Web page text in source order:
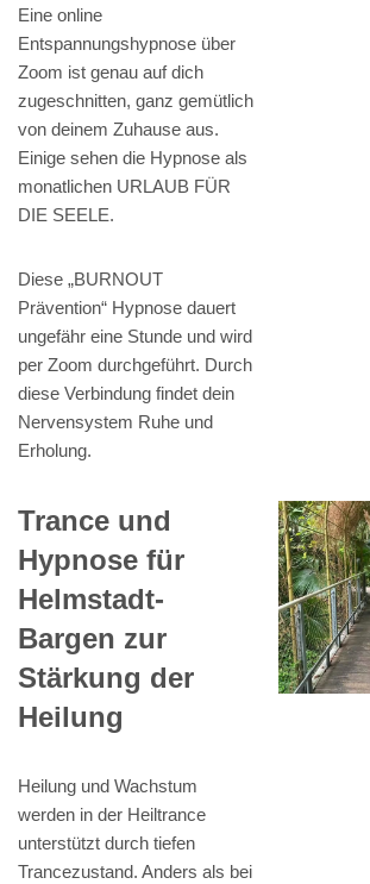
Eine online
Entspannungshypnose über
Zoom ist genau auf dich
zugeschnitten, ganz gemütlich
von deinem Zuhause aus.
Einige sehen die Hypnose als
monatlichen URLAUB FÜR
DIE SEELE.
Diese „BURNOUT
Prävention“ Hypnose dauert
ungefähr eine Stunde und wird
per Zoom durchgeführt. Durch
diese Verbindung findet dein
Nervensystem Ruhe und
Erholung.
Trance und
Hypnose für
Helmstadt-
Bargen zur
Stärkung der
Heilung
Heilung und Wachstum
werden in der Heiltrance
unterstützt durch tiefen
Trancezustand. Anders als bei